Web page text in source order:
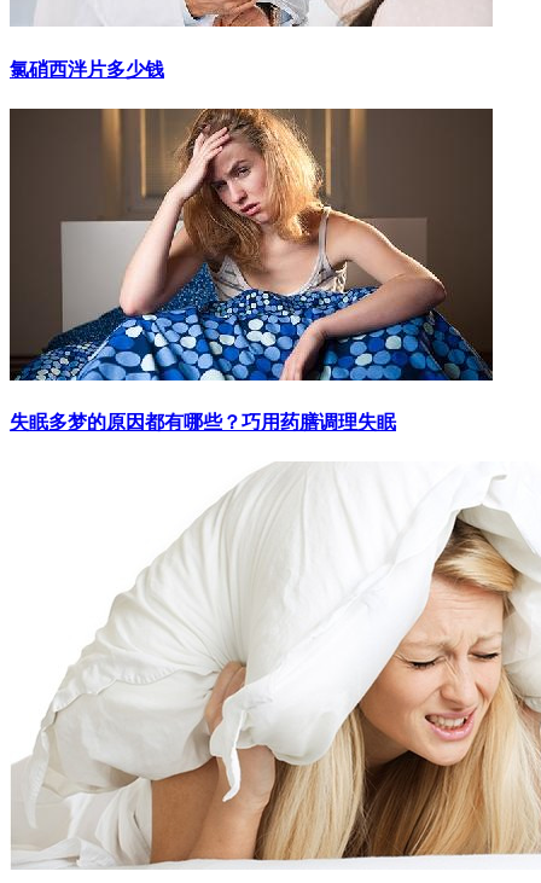
氯硝西泮片多少钱
失眠多梦的原因都有哪些？巧用药膳调理失眠